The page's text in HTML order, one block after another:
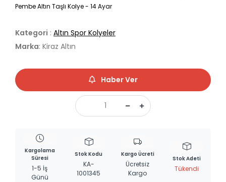
Pembe Altın Taşlı Kolye - 14 Ayar
Kategori : Altın Spor Kolyeler
Marka: Kiraz Altın
Haber Ver
Kargolama
Süresi
1-5 İş
Günü
Stok Kodu
KA-
1001345
Kargo Ücreti
Ücretsiz
Kargo
Stok Adeti
Tükendi